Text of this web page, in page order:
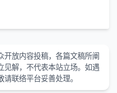
开放内容投稿，各篇文稿所阐
见解，不代表本站立场。如遇
联络平台妥善处理。